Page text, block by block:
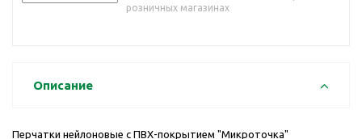
розничных магазинах
Описание
Перчатки нейлоновые с ПВХ-покрытием "Микроточка"